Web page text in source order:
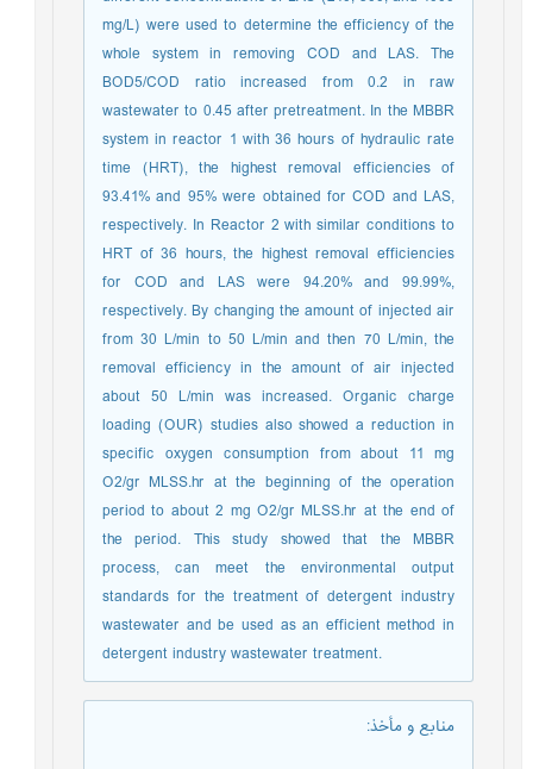
mg/L) were used to determine the efficiency of the
whole system in removing COD and LAS. The
BOD5/COD ratio increased from 0.2 in raw
wastewater to 0.45 after pretreatment. In the MBBR
system in reactor 1 with 36 hours of hydraulic rate
time (HRT), the highest removal efficiencies of
93.41% and 95% were obtained for COD and LAS,
respectively. In Reactor 2 with similar conditions to
HRT of 36 hours, the highest removal efficiencies
for COD and LAS were 94.20% and 99.99%,
respectively. By changing the amount of injected air
from 30 L/min to 50 L/min and then 70 L/min, the
removal efficiency in the amount of air injected
about 50 L/min was increased. Organic charge
loading (OUR) studies also showed a reduction in
specific oxygen consumption from about 11 mg
O2/gr MLSS.hr at the beginning of the operation
period to about 2 mg O2/gr MLSS.hr at the end of
the period. This study showed that the MBBR
process, can meet the environmental output
standards for the treatment of detergent industry
wastewater and be used as an efficient method in
detergent industry wastewater treatment.
منابع و مأخذ: